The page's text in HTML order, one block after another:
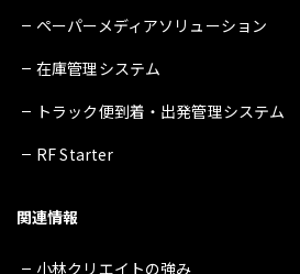
ペーパーメディアソリューション
在庫管理システム
トラック便到着・出発管理システム
RF Starter
関連情報
小林クリエイトの強み